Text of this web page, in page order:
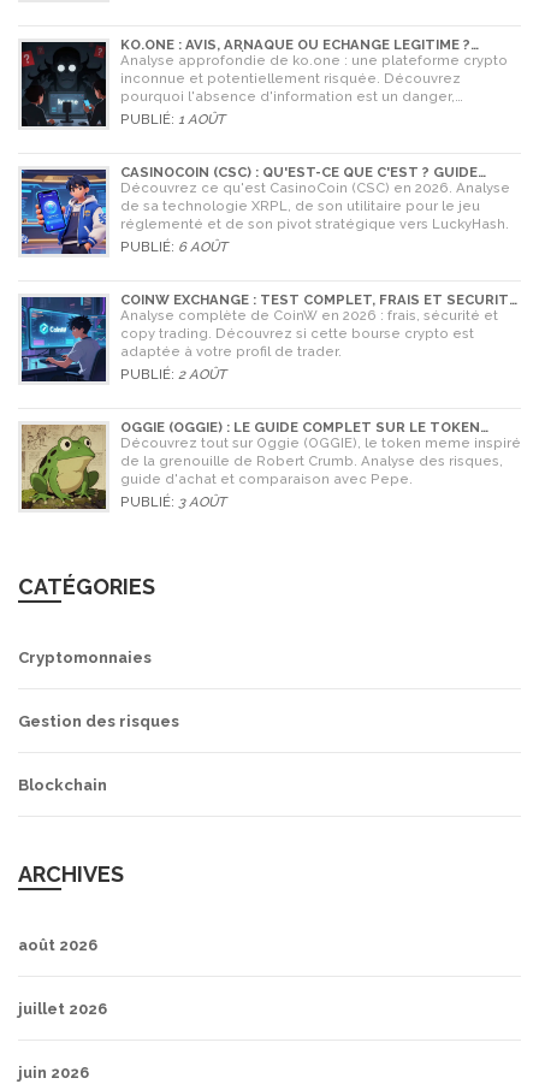
KO.ONE : AVIS, ARNAQUE OU ÉCHANGE LÉGITIME ?
ANALYSE COMPLÈTE
Analyse approfondie de ko.one : une plateforme crypto
inconnue et potentiellement risquée. Découvrez
pourquoi l'absence d'information est un danger,
comparez avec Coinone et apprenez à vérifier la sécurité
PUBLIÉ: 1 AOÛT
CASINOCOIN (CSC) : QU'EST-CE QUE C'EST ? GUIDE
COMPLET, TOKENOMICS ET AVENIR EN 2026
Découvrez ce qu'est CasinoCoin (CSC) en 2026. Analyse
de sa technologie XRPL, de son utilitaire pour le jeu
réglementé et de son pivot stratégique vers LuckyHash.
PUBLIÉ: 6 AOÛT
COINW EXCHANGE : TEST COMPLET, FRAIS ET SÉCURITÉ
EN 2026
Analyse complète de CoinW en 2026 : frais, sécurité et
copy trading. Découvrez si cette bourse crypto est
adaptée à votre profil de trader.
PUBLIÉ: 2 AOÛT
OGGIE (OGGIE) : LE GUIDE COMPLET SUR LE TOKEN
MEME DE LA GRENOUILLE
Découvrez tout sur Oggie (OGGIE), le token meme inspiré
de la grenouille de Robert Crumb. Analyse des risques,
guide d'achat et comparaison avec Pepe.
PUBLIÉ: 3 AOÛT
CATÉGORIES
Cryptomonnaies
Gestion des risques
Blockchain
ARCHIVES
août 2026
juillet 2026
juin 2026